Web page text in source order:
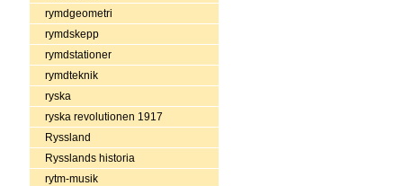
rymdgeometri
rymdskepp
rymdstationer
rymdteknik
ryska
ryska revolutionen 1917
Ryssland
Rysslands historia
rytm-musik